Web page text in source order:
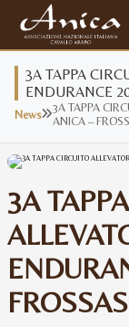
Home
Associazione
Il Cavallo Arabo
Allevamenti
Stalloni
Stud Book Online
3A TAPPA
ENDURANCE
News
3A TAPPA
ANICA –
3A